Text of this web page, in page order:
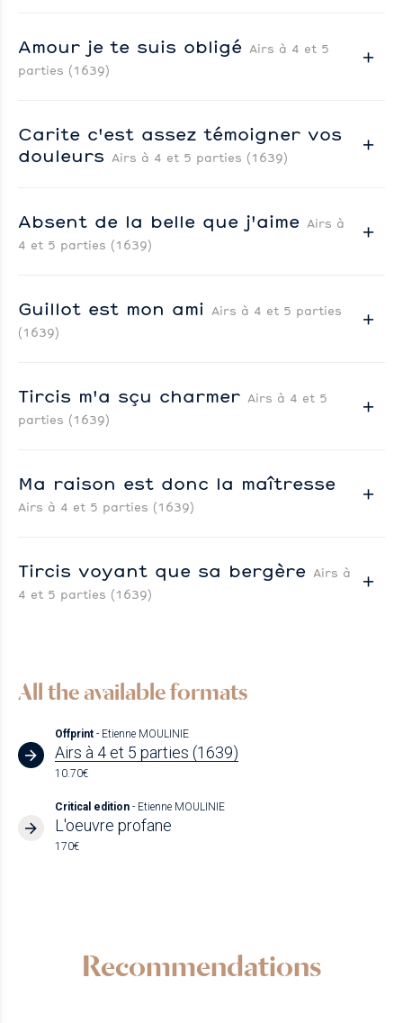
Amour je te suis obligé Airs à 4 et 5
parties (1639)
Carite c'est assez témoigner vos
douleurs
Airs à 4 et 5 parties (1639)
Absent de la belle que j'aime Airs à
4 et 5 parties (1639)
Guillot est mon ami
Airs à 4 et 5 parties
(1639)
Tircis m'a sçu charmer Airs à 4 et 5
parties (1639)
Ma raison est donc la maîtresse
Airs à 4 et 5 parties (1639)
Tircis voyant que sa bergère Airs à
4 et 5 parties (1639)
All the available formats
Offprint - Etienne MOULINIE
Airs à 4 et 5 parties (1639)
10.70€
Critical edition - Etienne MOULINIE
L'oeuvre profane
170€
Recommendations